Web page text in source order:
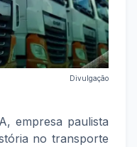
Divulgação
empresa paulista
no transporte